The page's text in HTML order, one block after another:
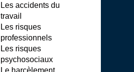
Les accidents du
travail
Les risques
professionnels
Les risques
psychosociaux
Le harcèlement